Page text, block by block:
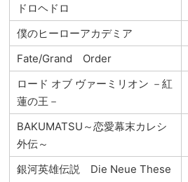
ドロヘドロ
僕のヒーローアカデミア
Fate/Grand Order
ロード オブ ヴァーミリオン －紅
蓮の王－
BAKUMATSU～恋愛幕末カレシ
外伝～
銀河英雄伝説 Die Neue These